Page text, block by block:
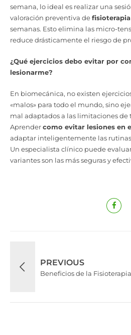
semana, lo ideal es realizar una
valoración preventiva de
semanas. Esto elimina las micro-
reduce drásticamente el riesgo de
¿Qué ejercicios debo evitar por
lesionarme?
En biomecánica, no existen
«malos» para todo el mundo, sino
mal adaptados a las limitaciones
Aprendercomo evitar lesiones en
adaptar inteligentemente las
Un especialista clínico puede
variantes son las más seguras y
PREVIOUS
Beneficios de la